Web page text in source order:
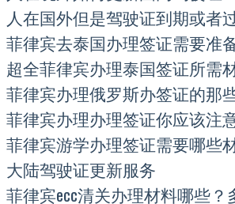
人在国外但是驾驶证到期或者
菲律宾去泰国办理签证需要准
超全菲律宾办理泰国签证所需
菲律宾办理俄罗斯办签证的那
菲律宾办理办理签证你应该注
菲律宾游学办理签证需要哪些
大陆驾驶证更新服务
菲律宾ecc清关办理材料哪些？